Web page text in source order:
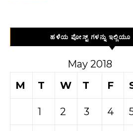
ಹಳೆಯ ಪೋಸ್ಟ್ ಗಳನ್ನು ಇಲ್ಲಿಯೂ
May 2018
M
T W T F
1 2 3 4